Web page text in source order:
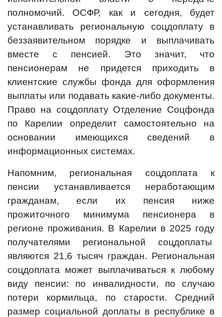
полномочий. ОСФР, как и сегодня, будет
устанавливать региональную соцдоплату в
беззаявительном порядке и выплачивать
вместе с пенсией. Это значит, что
пенсионерам не придется приходить в
клиентские службы фонда для оформления
выплаты или подавать какие-либо документы.
Право на соцдоплату Отделение Соцфонда
по Карелии определит самостоятельно на
основании имеющихся сведений в
информационных системах.
Напомним, региональная соцдоплата к
пенсии устанавливается неработающим
гражданам, если их пенсия ниже
прожиточного минимума пенсионера в
регионе проживания. В Карелии в 2025 году
получателями региональной соцдоплаты
являются 21,6 тысяч граждан. Региональная
соцдоплата может выплачиваться к любому
виду пенсии: по инвалидности, по случаю
потери кормильца, по старости. Средний
размер социальной доплаты в республике в